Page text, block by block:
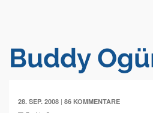
Buddy
28. SEP. 2008 | 86 KOMMENTARE